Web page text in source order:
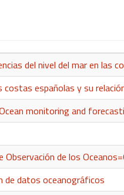
del nivel del mar en
costas españolas y su
monitoring and
Observación de los
de datos oceanográficos